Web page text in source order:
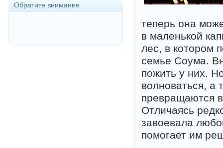
теперь она
в маленькой
лес, в котором
семье Соума.
пожить у них.
волноваться, а
превращаются
Отличаясь
завоевала
помогает им
Обратите внимание